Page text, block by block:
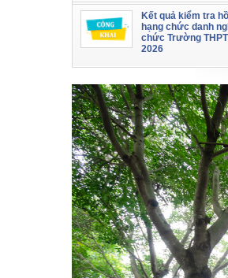
Kết quả kiểm tra
hạng chức danh
chức Trường
2026